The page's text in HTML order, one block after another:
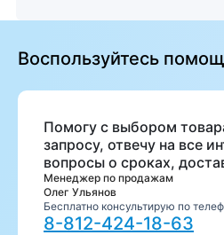
Воспользуйтесь
Помогу с выбором
запросу, отвечу на все
вопросы о сроках,
Менеджер по продажам
Олег Ульянов
Бесплатно консультирую по
8-812-424-18-63